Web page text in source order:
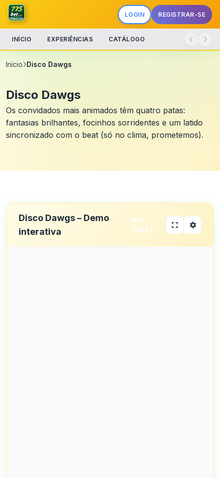
LOGIN REGISTRAR-SE
INÍCIO EXPERIÊNCIAS CATÁLOGO
Início Disco Dawgs
Disco Dawgs
Os convidados mais animados têm quatro patas:
fantasias brilhantes, focinhos sorridentes e um latido
sincronizado com o beat (só no clima, prometemos).
Disco Dawgs – Demo
interativa
PET
PARTY